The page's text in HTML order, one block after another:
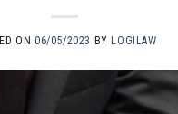
ON 06/05/2023 BY LOGILAW